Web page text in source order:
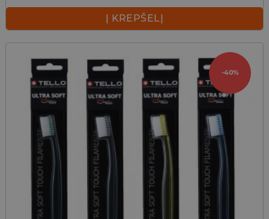
Į KREPŠELĮ
-40%